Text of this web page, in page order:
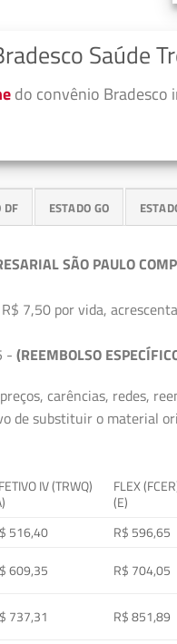
Saúde
do convênio Bradesco
DF ESTADO GO
SÃO PAULO
7,50 por vida,
- (REEMBOLSO
carências, redes,
de substituir o material
IV (TRWQ)
FLEX
(E)
516,40 R$ 596,65
609,35 R$ 704,05
737,31 R$ 851,89